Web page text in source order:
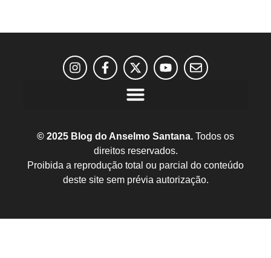
© 2025 Blog do Anselmo Santana. Todos os
direitos reservados.
Proibida a reprodução total ou parcial do conteúdo
deste site sem prévia autorização.